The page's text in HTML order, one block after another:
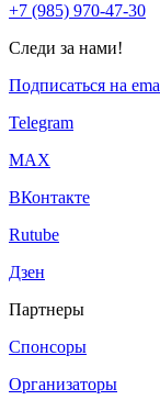
+7 (985) 970-47-30
Следи за нами!
Подписаться на
Telegram
МАХ
ВКонтакте
Rutube
Дзен
Партнеры
Спонсоры
Организаторы